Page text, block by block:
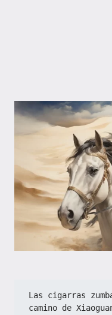
Las cigarras
camino de